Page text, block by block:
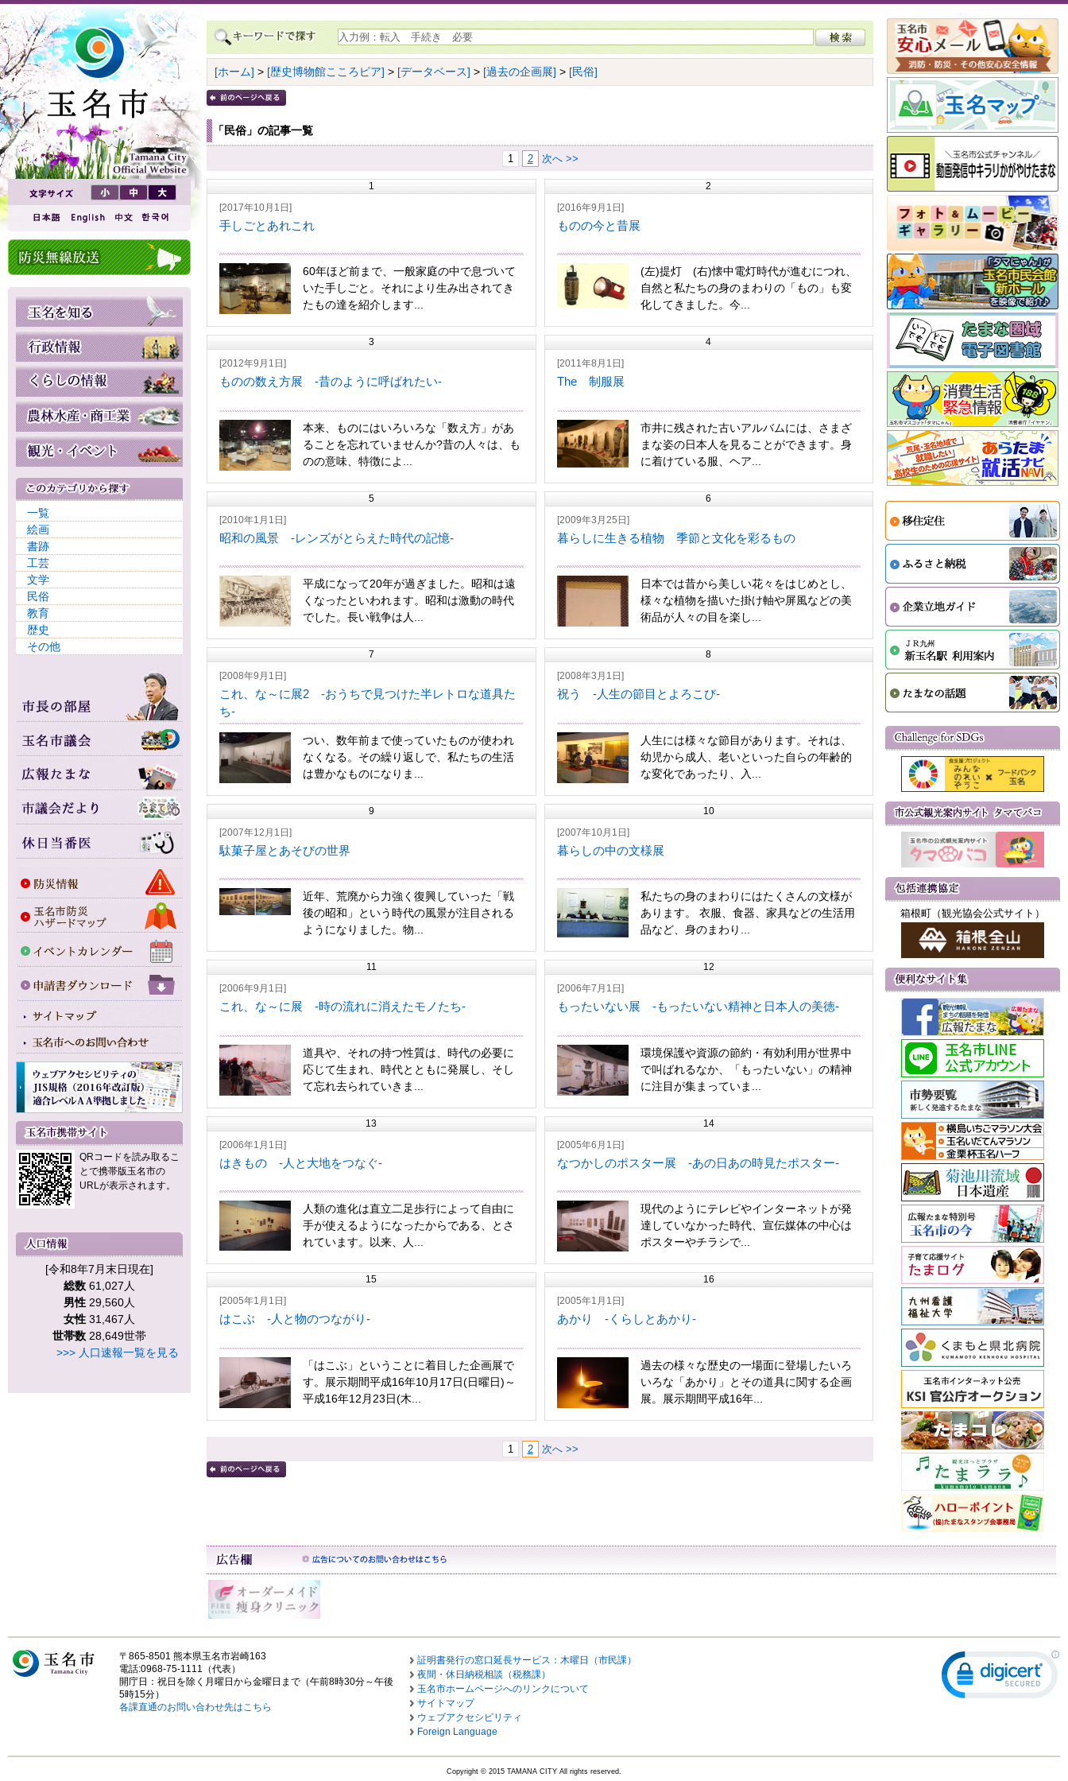
一覧
絵画
書跡
工芸
文学
民俗
教育
歴史
その他
QRコードを読み取るこ
とで携帯版玉名市の
URLが表示されます。
[令和8年7月末日現在]
総数 61,027人
男性 29,560人
女性 31,467人
世帯数 28,649世帯
>>> 人口速報一覧を見る
[ホーム] > [歴史博物館こころピア] > [データベース] > [過去の企画展] > [民俗]
「民俗」の記事一覧
1 2 次へ >>
1
[2017年10月1日]
手しごとあれこれ
60年ほど前まで、一般家庭の中で息づいて
いた手しごと。それにより生み出されてき
たもの達を紹介します...
2
[2016年9月1日]
ものの今と昔展
(左)提灯 (右)懐中電灯時代が進むにつれ、
自然と私たちの身のまわりの「もの」も変
化してきました。今...
3
[2012年9月1日]
ものの数え方展 -昔のように呼ばれたい-
本来、ものにはいろいろな「数え方」があ
ることを忘れていませんか?昔の人々は、も
のの意味、特徴によ...
4
[2011年8月1日]
The 制服展
市井に残された古いアルバムには、さまざ
まな姿の日本人を見ることができます。身
に着けている服、ヘア...
5
[2010年1月1日]
昭和の風景 -レンズがとらえた時代の記憶-
平成になって20年が過ぎました。昭和は遠
くなったといわれます。昭和は激動の時代
でした。長い戦争は人...
6
[2009年3月25日]
暮らしに生きる植物 季節と文化を彩るもの
日本では昔から美しい花々をはじめとし、
様々な植物を描いた掛け軸や屏風などの美
術品が人々の目を楽し...
7
[2008年9月1日]
これ、な～に展2 -おうちで見つけた半レトロな道具た
ち-
つい、数年前まで使っていたものが使われ
なくなる。その繰り返しで、私たちの生活
は豊かなものになりま...
8
[2008年3月1日]
祝う -人生の節目とよろこび-
人生には様々な節目があります。それは、
幼児から成人、老いといった自らの年齢的
な変化であったり、入...
9
[2007年12月1日]
駄菓子屋とあそびの世界
近年、荒廃から力強く復興していった「戦
後の昭和」という時代の風景が注目される
ようになりました。物...
10
[2007年10月1日]
暮らしの中の文様展
私たちの身のまわりにはたくさんの文様が
あります。 衣服、食器、家具などの生活用
品など、身のまわり...
11
[2006年9月1日]
これ、な～に展 -時の流れに消えたモノたち-
道具や、それの持つ性質は、時代の必要に
応じて生まれ、時代とともに発展し、そし
て忘れ去られていきま...
12
[2006年7月1日]
もったいない展 -もったいない精神と日本人の美徳-
環境保護や資源の節約・有効利用が世界中
で叫ばれるなか、「もったいない」の精神
に注目が集まっていま...
13
[2006年1月1日]
はきもの -人と大地をつなぐ-
人類の進化は直立二足歩行によって自由に
手が使えるようになったからである、とさ
れています。以来、人...
14
[2005年6月1日]
なつかしのポスター展 -あの日あの時見たポスター-
現代のようにテレビやインターネットが発
達していなかった時代、宣伝媒体の中心は
ポスターやチラシで...
15
[2005年1月1日]
はこぶ -人と物のつながり-
「はこぶ」ということに着目した企画展で
す。展示期間平成16年10月17日(日曜日)～
平成16年12月23日(木...
16
[2005年1月1日]
あかり -くらしとあかり-
過去の様々な歴史の一場面に登場したいろ
いろな「あかり」とその道具に関する企画
展。展示期間平成16年...
1 2 次へ >>
箱根町（観光協会公式サイト）
〒865-8501 熊本県玉名市岩崎163
電話:0968-75-1111（代表）
開庁日：祝日を除く月曜日から金曜日まで（午前8時30分～午後
5時15分）
各課直通のお問い合わせ先はこちら
証明書発行の窓口延長サービス：木曜日（市民課）
夜間・休日納税相談（税務課）
玉名市ホームページへのリンクについて
サイトマップ
ウェブアクセシビリティ
Foreign Language
Copyright © 2015 TAMANA CITY All rights reserved.